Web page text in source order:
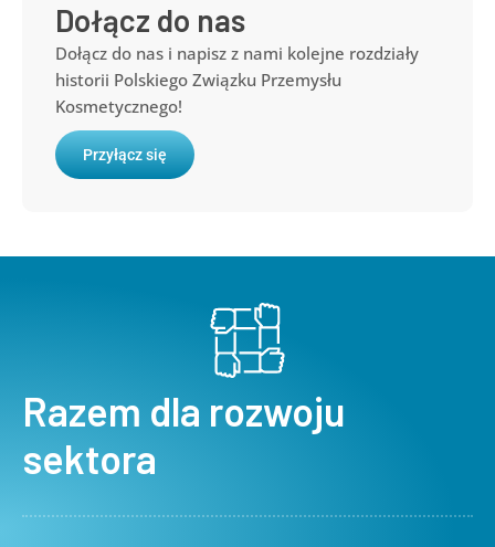
Dołącz do nas
Dołącz do nas i napisz z nami kolejne rozdziały
historii Polskiego Związku Przemysłu
Kosmetycznego!
Przyłącz się
Razem dla rozwoju
sektora